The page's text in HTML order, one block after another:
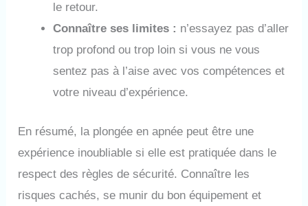
le retour.
Connaître ses limites : n’essayez pas d’aller
trop profond ou trop loin si vous ne vous
sentez pas à l’aise avec vos compétences et
votre niveau d’expérience.
En résumé, la plongée en apnée peut être une
expérience inoubliable si elle est pratiquée dans le
respect des règles de sécurité. Connaître les
risques cachés, se munir du bon équipement et